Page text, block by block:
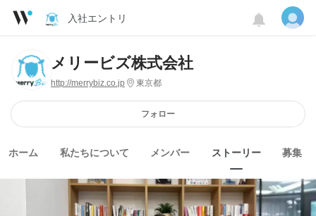
入社エントリ
メリービズ株式会社
http://merrybiz.co.jp 東京都
フォロー
ホーム 私たちについて メンバー ストーリー 募集